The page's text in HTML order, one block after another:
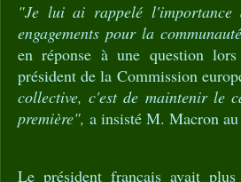
"Je lui ai rappelé l'importance
engagements pour la
en réponse à une question
président de la Commission
collective, c'est de maintenir le
première", a insisté M. Macron
Le président français avait